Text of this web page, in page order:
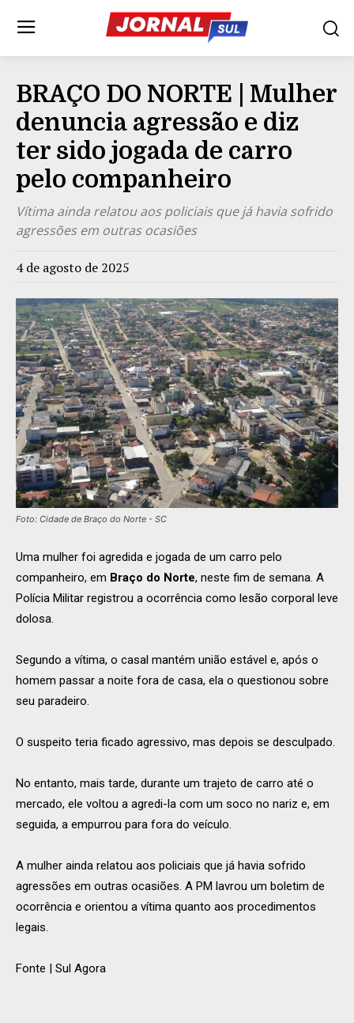
BRAÇO DO NORTE | Mulher
denuncia agressão e diz
ter sido jogada de carro
pelo companheiro
Vítima ainda relatou aos policiais que já havia sofrido
agressões em outras ocasiões
4 de agosto de 2025
Foto: Cidade de Braço do Norte - SC
Uma mulher foi agredida e jogada de um carro pelo
companheiro, em Braço do Norte, neste fim de semana. A
Polícia Militar registrou a ocorrência como lesão corporal leve
dolosa.
Segundo a vítima, o casal mantém união estável e, após o
homem passar a noite fora de casa, ela o questionou sobre
seu paradeiro.
O suspeito teria ficado agressivo, mas depois se desculpado.
No entanto, mais tarde, durante um trajeto de carro até o
mercado, ele voltou a agredi-la com um soco no nariz e, em
seguida, a empurrou para fora do veículo.
A mulher ainda relatou aos policiais que já havia sofrido
agressões em outras ocasiões. A PM lavrou um boletim de
ocorrência e orientou a vítima quanto aos procedimentos
legais.
Fonte | Sul Agora